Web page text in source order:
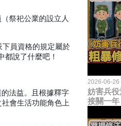
祭祀公業的設立人
員資格的規定屬於
說了什麼吧！
法益。且根據釋字
會生活功能角色上
2026-06-26
妨害兵
接關一
題？